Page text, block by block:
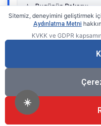
☀️
⭐ Bugünün Rekoru:
Sitemiz, deneyimini geliştirmek
Aydınlatma Metni
KVKK ve GDPR